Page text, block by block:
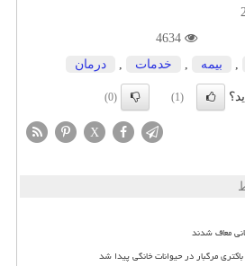
بیمه خدمات درمان
(1)
(0)
X
معاف شدند
مرگبار در حیوانات خانگی پیدا شد